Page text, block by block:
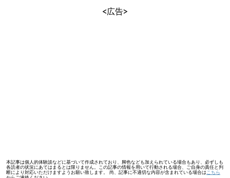
<広告>
本記事は個人的体験談などに基づいて作成されており、脚色なども加えられている場合もあり、必ずしも
各読者の状況にあてはまるとは限りません。この記事の情報を用いて行動される場合、ご自身の責任と判
断により対応いただけますようお願い致します。 尚、記事に不適切な内容が含まれている場合はこちら